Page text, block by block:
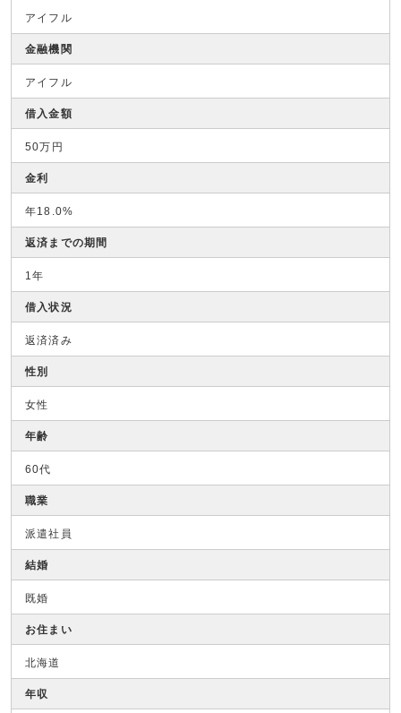
アイフル
金融機関
アイフル
借入金額
50万円
金利
年18.0%
返済までの期間
1年
借入状況
返済済み
性別
女性
年齢
60代
職業
派遣社員
結婚
既婚
お住まい
北海道
年収